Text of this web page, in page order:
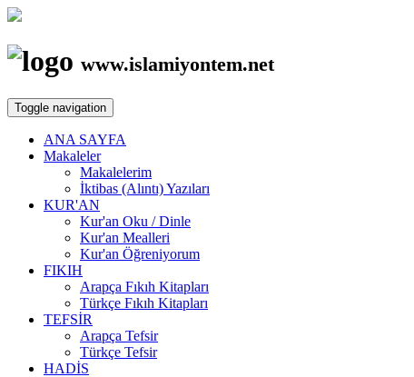
www.islamiyontem.net
Toggle navigation
ANA SAYFA
Makaleler
Makalelerim
İktibas (Alıntı) Yazıları
KUR'AN
Kur'an Oku / Dinle
Kur'an Mealleri
Kur'an Öğreniyorum
FIKIH
Arapça Fıkıh Kitapları
Türkçe Fıkıh Kitapları
TEFSİR
Arapça Tefsir
Türkçe Tefsir
HADİS